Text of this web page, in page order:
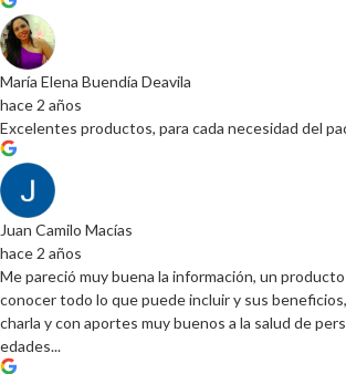
María Elena Buendía Deavila
hace 2 años
Excelentes productos, para cada necesidad del
Juan Camilo Macías
hace 2 años
Me pareció muy buena la información, un
conocer todo lo que puede incluir y sus
charla y con aportes muy buenos a la salud de
edades...